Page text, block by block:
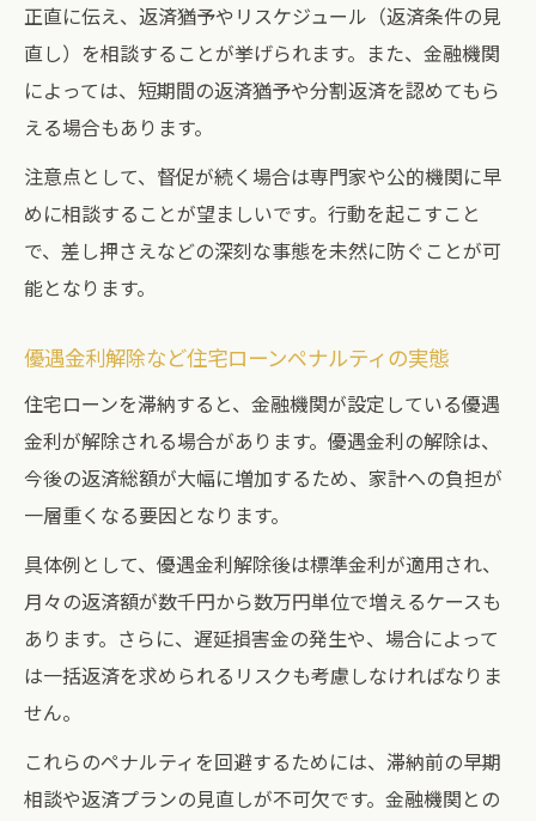
正直に伝え、返済猶予やリスケジュール（返済条件の見
直し）を相談することが挙げられます。また、金融機関
によっては、短期間の返済猶予や分割返済を認めてもら
える場合もあります。
注意点として、督促が続く場合は専門家や公的機関に早
めに相談することが望ましいです。行動を起こすこと
で、差し押さえなどの深刻な事態を未然に防ぐことが可
能となります。
優遇金利解除など住宅ローンペナルティの実態
住宅ローンを滞納すると、金融機関が設定している優遇
金利が解除される場合があります。優遇金利の解除は、
今後の返済総額が大幅に増加するため、家計への負担が
一層重くなる要因となります。
具体例として、優遇金利解除後は標準金利が適用され、
月々の返済額が数千円から数万円単位で増えるケースも
あります。さらに、遅延損害金の発生や、場合によって
は一括返済を求められるリスクも考慮しなければなりま
せん。
これらのペナルティを回避するためには、滞納前の早期
相談や返済プランの見直しが不可欠です。金融機関との